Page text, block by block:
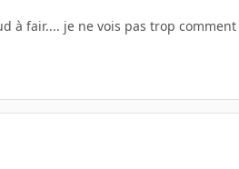
à fair.... je ne vois pas trop